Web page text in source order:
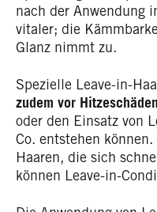
nach der Anwendung
vitaler; die
Glanz nimmt zu.
Spezielle Leave-in-
zudem vor Hitzeschäden
oder den Einsatz von
Co. entstehen
Haaren, die sich
können Leave-in-